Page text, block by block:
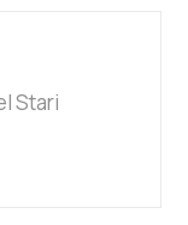
Stari